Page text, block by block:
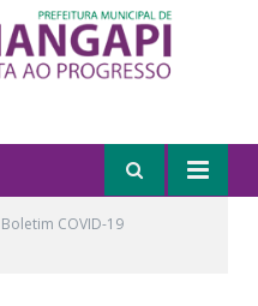
Boletim COVID-19